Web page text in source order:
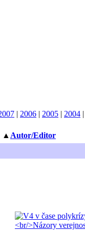
| 2006 | 2005 | 2004 |
▲ Autor/Editor